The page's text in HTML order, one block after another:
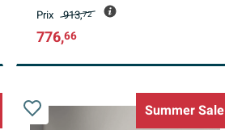
Prix 913,72
776,66
Summer Sale